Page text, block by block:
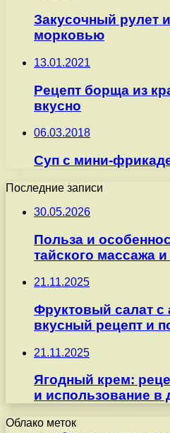
Закусочный рулет
морковью
13.01.2021
Рецепт борща из
вкусно
06.03.2018
Суп с мини-
Последние записи
30.05.2026
Польза и
тайского массажа
21.11.2025
Фруктовый салат с
вкусный рецепт и
21.11.2025
Ягодный крем:
и использование в
Облако меток